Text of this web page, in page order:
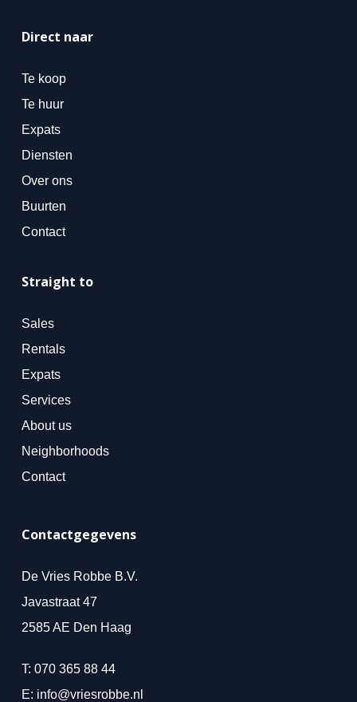
Direct naar
Te koop
Te huur
Expats
Diensten
Over ons
Buurten
Contact
Straight to
Sales
Rentals
Expats
Services
About us
Neighborhoods
Contact
Contactgegevens
De Vries Robbe B.V.
Javastraat 47
2585 AE Den Haag
T: 070 365 88 44
E: info@vriesrobbe.nl